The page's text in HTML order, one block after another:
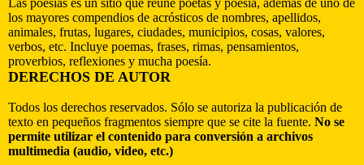
Las poesías es un sitio que reúne poetas y poesía, además de uno de
los mayores compendios de acrósticos de nombres, apellidos,
animales, frutas, lugares, ciudades, municipios, cosas, valores,
verbos, etc. Incluye poemas, frases, rimas, pensamientos,
proverbios, reflexiones y mucha poesía.
DERECHOS DE AUTOR
Todos los derechos reservados. Sólo se autoriza la publicación de
texto en pequeños fragmentos siempre que se cite la fuente. No se
permite utilizar el contenido para conversión a archivos
multimedia (audio, video, etc.)